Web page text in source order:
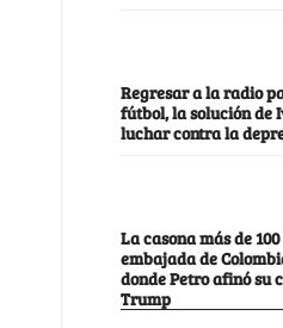
Regresar a la radio
fútbol, la solución de
luchar contra la
La casona más de
embajada de
donde Petro afinó su
Trump